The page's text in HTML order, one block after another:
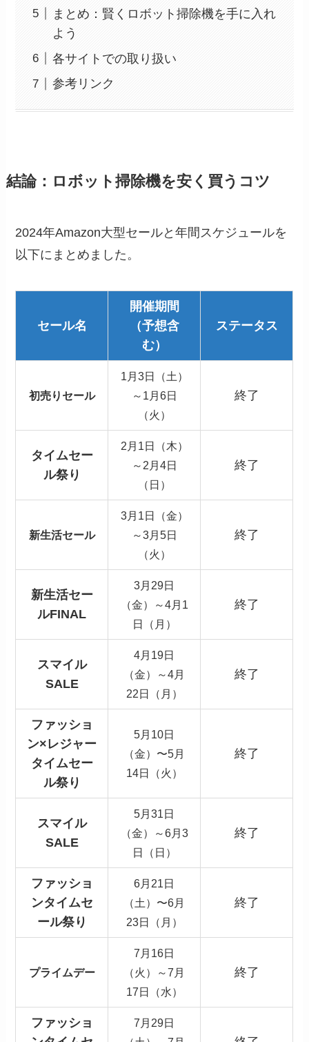
まとめ：賢くロボット掃除機を手に入れ
よう
各サイトでの取り扱い
参考リンク
結論：ロボット掃除機を安く買うコツ
2024年Amazon大型セールと年間スケジュールを
以下にまとめました。
セール名
開催期間
（予想含
む）
ステータス
初売りセール
1月3日（土）
～1月6日
（火）
終了
タイムセー
ル祭り
2月1日（木）
～2月4日
（日）
終了
新生活セール
3月1日（金）
～3月5日
（火）
終了
新生活セー
ルFINAL
3月29日
（金）～4月1
日（月）
終了
スマイル
SALE
4月19日
（金）～4月
22日（月）
終了
ファッショ
ン×レジャー
タイムセー
ル祭り
5月10日
（金）〜5月
14日（火）
終了
スマイル
SALE
5月31日
（金）～6月3
日（日）
終了
ファッショ
ンタイムセ
ール祭り
6月21日
（土）〜6月
23日（月）
終了
プライムデー
7月16日
（火）～7月
17日（水）
終了
ファッショ
7月29日